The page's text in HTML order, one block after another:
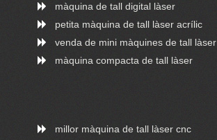
màquina de tall digital làser
petita màquina de tall làser acrílic
venda de mini màquines de tall làser
màquina compacta de tall làser
millor màquina de tall làser cnc